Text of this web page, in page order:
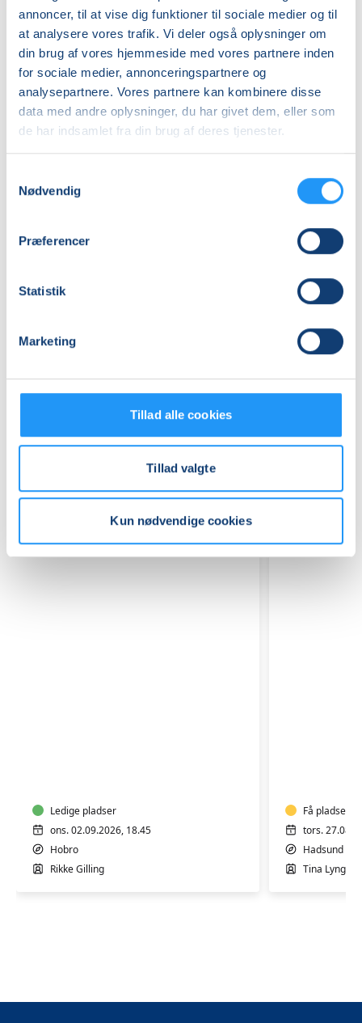
annoncer, til at vise dig funktioner til sociale medier og til
at analysere vores trafik. Vi deler også oplysninger om
din brug af vores hjemmeside med vores partnere inden
for sociale medier, annonceringspartnere og
analysepartnere. Vores partnere kan kombinere disse
data med andre oplysninger, du har givet dem, eller som
de har indsamlet fra din brug af deres tjenester.
Nødvendig
Præferencer
Statistik
Marketing
Tillad alle cookies
Tillad valgte
Kun nødvendige cookies
Nummer
26206
Første mødegang
mandag 07.09.2026, kl. 15.15 - 16.30
Sidste mødegang
mandag 16.11.2026, kl. 15.15 - 16.30
Adresse
, Støvring(Sal)
Relaterede hold
Ledige pladser
ons. 02.09.2026, 18.45
Hobro
Rikke Gilling
Få pladser
tors.
Hadsund
Tina Lyngbak